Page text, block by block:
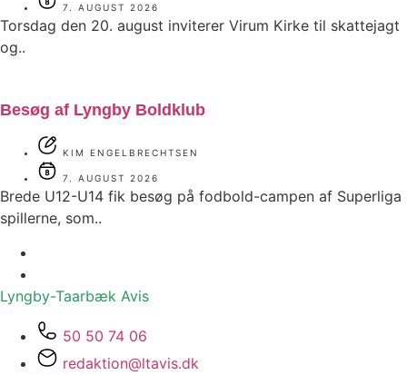
7. AUGUST 2026
Torsdag den 20. august inviterer Virum Kirke til skattejagt
og..
Besøg af Lyngby Boldklub
KIM ENGELBRECHTSEN
7. AUGUST 2026
Brede U12-U14 fik besøg på fodbold-campen af Superliga
spillerne, som..
Lyngby-Taarbæk Avis
50 50 74 06
redaktion@ltavis.dk